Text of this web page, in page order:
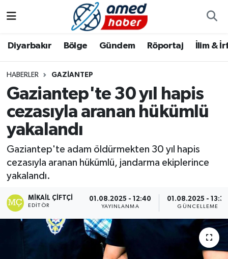
Diyarbakır Bölge Gündem Röportaj İlim &
HABERLER GAZIANTEP
Gaziantep'te 30 yıl hapis
cezasıyla aranan hükümlü
yakalandı
Gaziantep'te adam öldürmekten 30 yıl hapis
cezasıyla aranan hükümlü, jandarma ekiplerince
yakalandı.
MIKAIL ÇIFTÇI
EDITÖR
01.08.2025 - 12:40
YAYINLANMA
01.08.2025 -
GÜNCELLEME
Bölge
Röportaj
Foto Galeri
Aile
Asayiş
Bilim & Teknoloji
Dünya
Eğitim
Ekonomi
Diyarbakır Hava Durumu
Diyarbakır Namaz Vakitleri
Diyarbakır Trafik Yoğunluk Haritası
Tüm Manşetler
Son Dakika Haberleri
Haber Arşivi